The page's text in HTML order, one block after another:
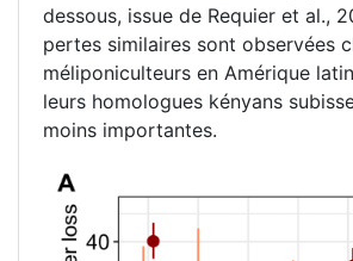
dessous, issue de Requier et al.,
pertes similaires sont observées
méliponiculteurs en Amérique
leurs homologues kényans
moins importantes.